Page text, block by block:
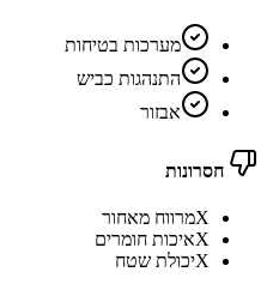
מערכות בטיחות
התנהגות כביש
אבזור
חסרונות
Xמרווח מאחור
Xאיכות חומרים
Xיכולת שטח